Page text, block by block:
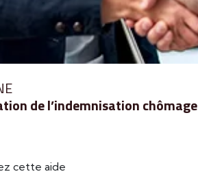
de l’indemnisation chômage
cette aide